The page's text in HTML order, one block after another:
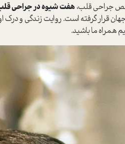
جراحی قلب،هفت شیوه در جراحی
قرار گرفته است. روایت زندگی و
همراه ما باشید.